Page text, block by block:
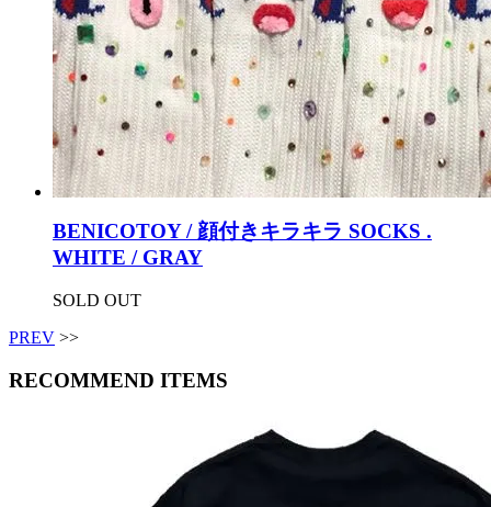
BENICOTOY / 顔付きキラキラ SOCKS .
WHITE / GRAY
SOLD OUT
PREV >>
RECOMMEND ITEMS